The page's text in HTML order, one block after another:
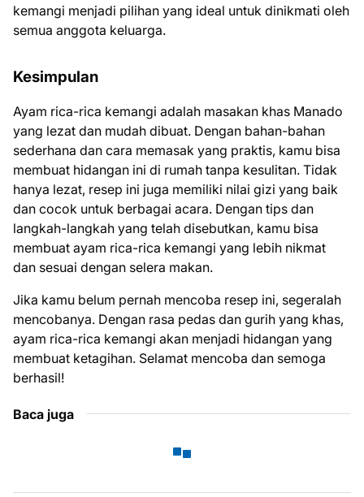
kemangi menjadi pilihan yang ideal untuk dinikmati oleh
semua anggota keluarga.
Kesimpulan
Ayam rica-rica kemangi adalah masakan khas Manado
yang lezat dan mudah dibuat. Dengan bahan-bahan
sederhana dan cara memasak yang praktis, kamu bisa
membuat hidangan ini di rumah tanpa kesulitan. Tidak
hanya lezat, resep ini juga memiliki nilai gizi yang baik
dan cocok untuk berbagai acara. Dengan tips dan
langkah-langkah yang telah disebutkan, kamu bisa
membuat ayam rica-rica kemangi yang lebih nikmat
dan sesuai dengan selera makan.
Jika kamu belum pernah mencoba resep ini, segeralah
mencobanya. Dengan rasa pedas dan gurih yang khas,
ayam rica-rica kemangi akan menjadi hidangan yang
membuat ketagihan. Selamat mencoba dan semoga
berhasil!
Baca juga